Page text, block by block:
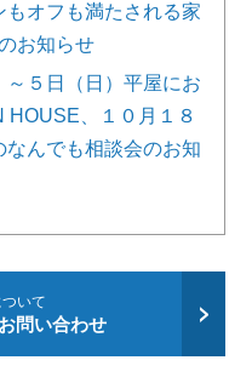
もオフも満たされる家
お知らせ
～５日（日）平屋にお
HOUSE、１０月１８
なんでも相談会のお知
いて
問い合わせ